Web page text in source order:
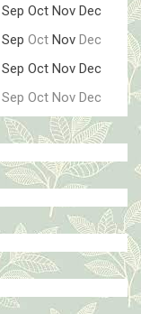
Sep Oct Nov Dec
Sep Oct Nov Dec
Sep Oct Nov Dec
Sep Oct Nov Dec